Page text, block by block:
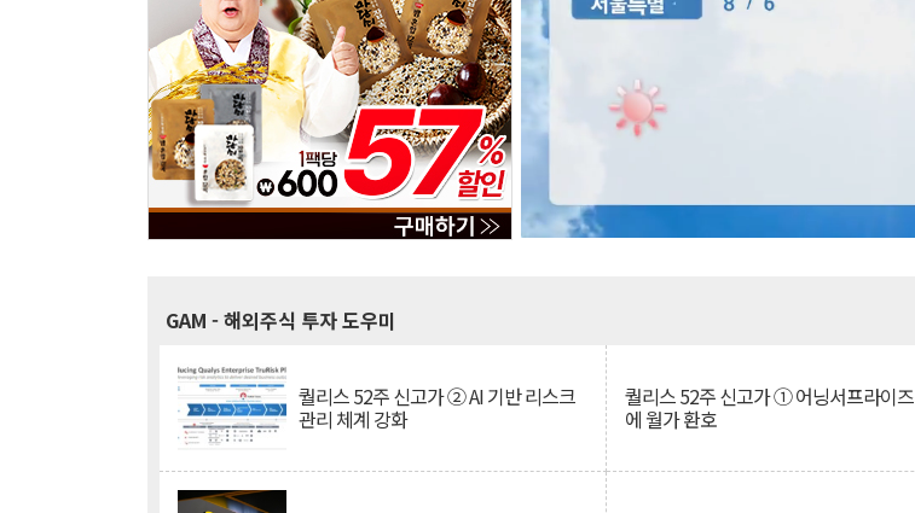
GAM - 해외주식 투자 도우미
퀄리스 52주 신고가 ② AI 기반 리스크
관리 체계 강화
퀄리스 52주 신고가 ① 어닝서프라이즈
에 월가 환호